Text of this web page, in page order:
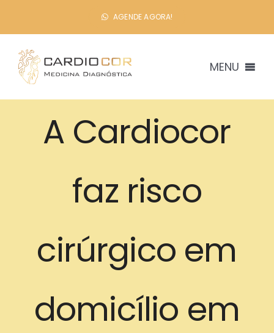
conteúdo
AGENDE AGORA!
MENU
A Cardiocor
faz risco
cirúrgico em
domicílio em